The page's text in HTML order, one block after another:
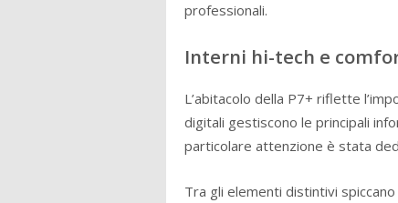
professionali.
Interni hi-tech e
L’abitacolo della P7+ riflette
digitali gestiscono le principali
particolare attenzione è stata
Tra gli elementi distintivi